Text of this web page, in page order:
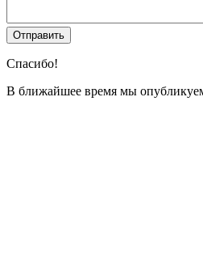
Спасибо!
В ближайшее время мы